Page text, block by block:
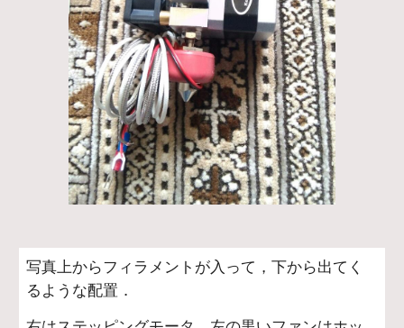
写真上からフィラメントが入って，下から出てく
るような配置．